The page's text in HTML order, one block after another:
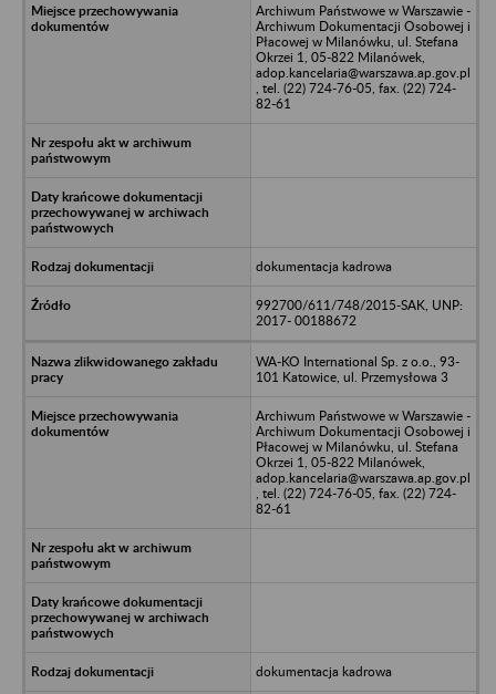
Archiwum Państwowe w Warszawie -
Archiwum Dokumentacji Osobowej i
Płacowej w Milanówku, ul. Stefana
Okrzei 1, 05-822 Milanówek,
adop.kancelaria@warszawa.ap.gov.pl
, tel. (22) 724-76-05, fax. (22) 724-
82-61
dokumentacja kadrowa
992700/611/748/2015-SAK, UNP:
2017- 00188672
WA-KO International Sp. z o.o., 93-
101 Katowice, ul. Przemysłowa 3
Archiwum Państwowe w Warszawie -
Archiwum Dokumentacji Osobowej i
Płacowej w Milanówku, ul. Stefana
Okrzei 1, 05-822 Milanówek,
adop.kancelaria@warszawa.ap.gov.pl
, tel. (22) 724-76-05, fax. (22) 724-
82-61
dokumentacja kadrowa